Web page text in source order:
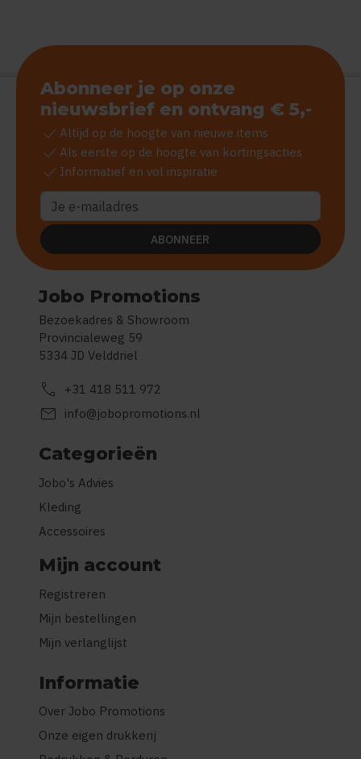
Jobo Promotions
Bezoekadres & Showroom
Provincialeweg 59
5334 JD Velddriel
call +31 418 511 972
mail info@jobopromotions.nl
Categorieën
Jobo's Advies
Kleding
Accessoires
Mijn account
Registreren
Mijn bestellingen
Mijn verlanglijst
Informatie
Over Jobo Promotions
Onze eigen drukkerij
Abonneer je op onze
nieuwsbrief en ontvang € 5,-
check Altijd op de hoogte van nieuwe items
check Als eerste op de hoogte van kortingsacties
check Informatief en vol inspiratie
ABONNEER